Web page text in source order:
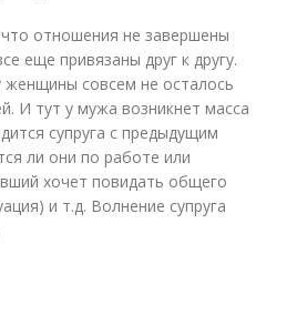
отношения не завершены
еще привязаны друг к другу.
совсем не осталось
И тут у мужа возникнет масса
супруга с предыдущим
ли они по работе или
хочет повидать общего
и т.д. Волнение супруга